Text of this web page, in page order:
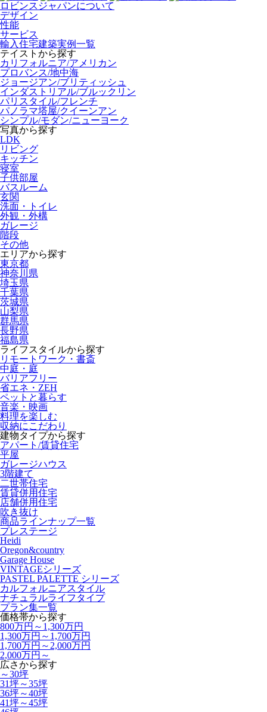
ロビンスジャパンについて
デザイン
性能
サービス
輸入住宅建築実例一覧
テイストから探す
カリフォルニア/アメリカン
プロバンス/地中海
ジョージアン/ブリティッシュ
インダストリアル/ブルックリン
パリスタイル/フレンチ
パノラマ塔屋/クイーンアン
シンプル/モダン/ニューヨーク
写真から探す
LDK
リビング
キッチン
寝室
子供部屋
バスルーム
玄関
洗面・トイレ
外観・外構
ガレージ
階段
その他
エリアから探す
東京都
神奈川県
埼玉県
千葉県
茨城県
山梨県
群馬県
長野県
福島県
ライフスタイルから探す
リモートワーク・書斎
中庭・庭
バリアフリー
省エネ・ZEH
ペットと暮らす
音楽・映画
料理を楽しむ
収納にこだわり
建物タイプから探す
アパート/賃貸住宅
平屋
ガレージハウス
3階建て
二世帯住宅
賃貸併用住宅
店舗併用住宅
吹き抜け
商品ラインナップ一覧
プレステージ
Heidi
Oregon&country
Garage House
VINTAGEシリーズ
PASTEL PALETTE シリーズ
カルフォルニアスタイル
ナチュラルライフタイプ
プラン集一覧
価格帯から探す
800万円～1,300万円
1,300万円～1,700万円
1,700万円～2,000万円
2,000万円～
広さから探す
～30坪
31坪～35坪
36坪～40坪
41坪～45坪